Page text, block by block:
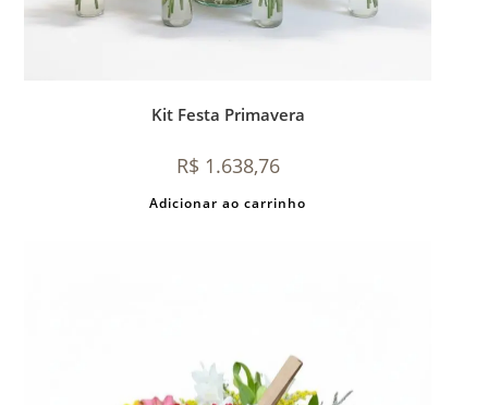
Kit Festa Primavera
R$ 1.638,76
Adicionar ao carrinho